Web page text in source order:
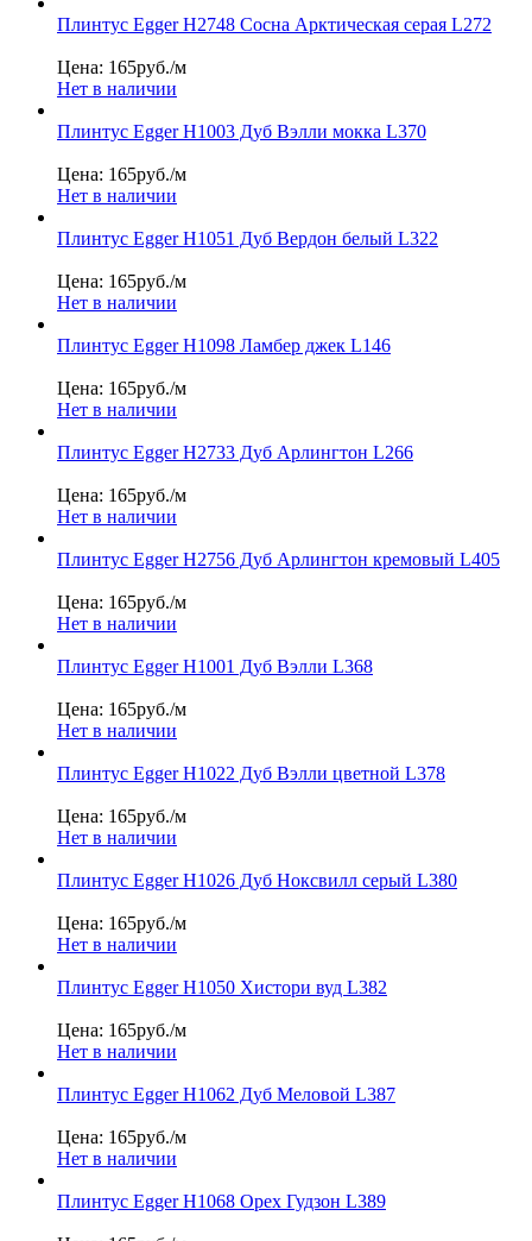
Плинтус Egger Н2748 Сосна Арктическая серая L272
Цена: 165руб./м
Нет в наличии
Плинтус Egger Н1003 Дуб Вэлли мокка L370
Цена: 165руб./м
Нет в наличии
Плинтус Egger Н1051 Дуб Вердон белый L322
Цена: 165руб./м
Нет в наличии
Плинтус Egger Н1098 Ламбер джек L146
Цена: 165руб./м
Нет в наличии
Плинтус Egger Н2733 Дуб Арлингтон L266
Цена: 165руб./м
Нет в наличии
Плинтус Egger Н2756 Дуб Арлингтон кремовый L405
Цена: 165руб./м
Нет в наличии
Плинтус Egger Н1001 Дуб Вэлли L368
Цена: 165руб./м
Нет в наличии
Плинтус Egger Н1022 Дуб Вэлли цветной L378
Цена: 165руб./м
Нет в наличии
Плинтус Egger Н1026 Дуб Ноксвилл серый L380
Цена: 165руб./м
Нет в наличии
Плинтус Egger Н1050 Хистори вуд L382
Цена: 165руб./м
Нет в наличии
Плинтус Egger Н1062 Дуб Меловой L387
Цена: 165руб./м
Нет в наличии
Плинтус Egger Н1068 Орех Гудзон L389